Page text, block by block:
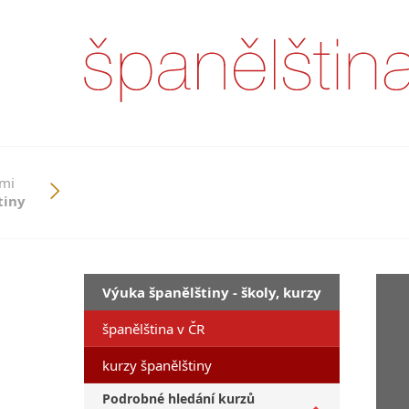
Výuka španělštiny - školy, kurzy
španělština v ČR
kurzy španělštiny
Podrobné hledání kurzů